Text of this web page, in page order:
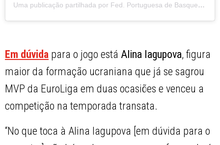
Uma publicação partilhada por Fed. Portuguesa de Basquetebol (@fpbasquetebol)
Em dúvida para o jogo está Alina Iagupova, figura
maior da formação ucraniana que já se sagrou
MVP da EuroLiga em duas ocasiões e venceu a
competição na temporada transata.
“No que toca à Alina Iagupova [em dúvida para o